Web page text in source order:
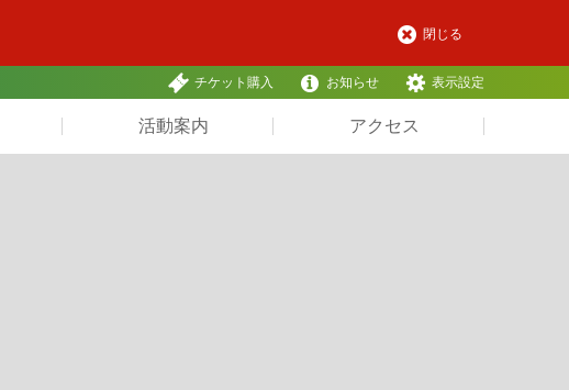
閉じる
チケット購入 お知らせ 表示設定
活動案内 アクセス